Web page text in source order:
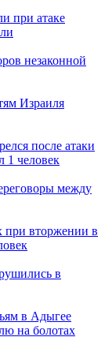
при атаке
незаконной
Израиля
после атаки
1 человек
между
при вторжении в
в
в Адыгее
на болотах